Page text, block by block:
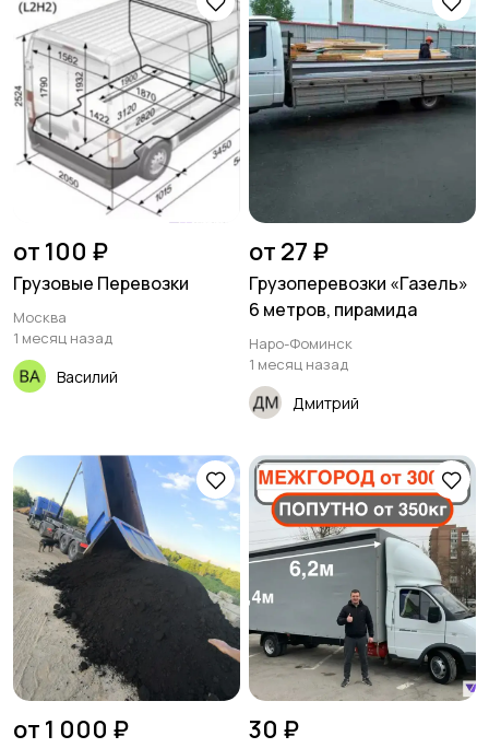
от 100 ₽
Грузовые Перевозки
Москва
1 месяц назад
Василий
от 27 ₽
Грузоперевозки «Газель»
6 метров, пирамида
Наро-Фоминск
1 месяц назад
Дмитрий
от 1 000 ₽ 30 ₽